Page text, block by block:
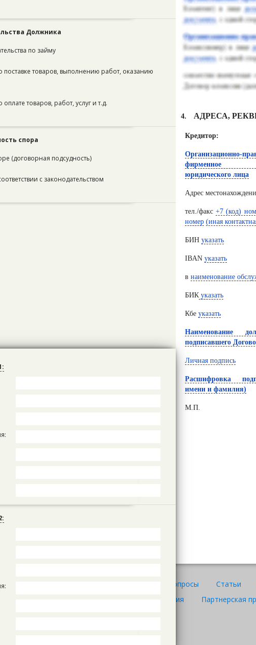
Должника
по займу
поставке товаров, выполнению работ, оказанию
оплате товаров, работ, услуг и т.д.
спора
(договорная подсудность)
с законодательством
4. АДРЕСА,
Кредитор:
Организационно-
фирменное
юридического лица
Адрес
тел./факс+7(код)
номер (иная
БИН указать
IBAN указать
в наименование
БИК указать
Кбе указать
Наименование
подписавшего
Личная подпись
Расшифровка
имени и фамилия)
М.П.
Ответы на вопросы Статьи
Правила пользования Партнерская